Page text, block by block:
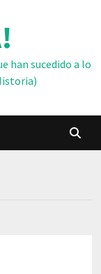
han sucedido a lo